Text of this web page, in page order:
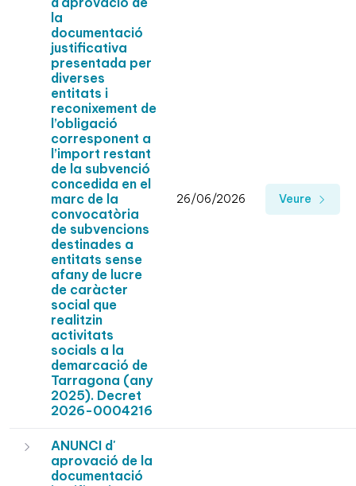
la
documentació
justificativa
presentada per
diverses
entitats i
reconixement de
l’obligació
corresponent a
l’import restant
de la subvenció
concedida en el
marc de la
convocatòria
de subvencions
destinades a
entitats sense
afany de lucre
de caràcter
social que
realitzin
activitats
socials a la
demarcació de
Tarragona (any
2025). Decret
2026-0004216
26/06/2026 Veure
ANUNCI d'
aprovació de la
documentació